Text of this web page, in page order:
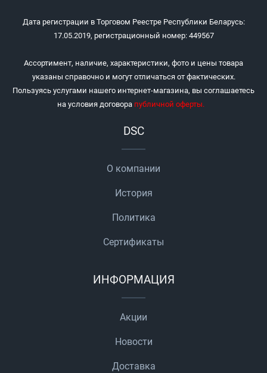
Дата регистрации в Торговом Реестре Республики Беларусь:
17.05.2019, регистрационный номер: 449567
Ассортимент, наличие, характеристики, фото и цены товара
указаны справочно и могут отличаться от фактических.
Пользуясь услугами нашего интернет-магазина, вы соглашаетесь
на условия договора публичной оферты.
DSC
О компании
История
Политика
Сертификаты
ИНФОРМАЦИЯ
Акции
Новости
Доставка